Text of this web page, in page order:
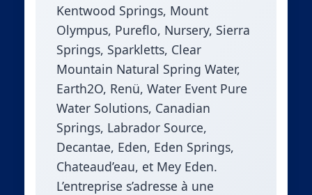
Kentwood Springs, Mount
Olympus, Pureflo, Nursery, Sierra
Springs, Sparkletts, Clear
Mountain Natural Spring Water,
Earth2O, Renü, Water Event Pure
Water Solutions, Canadian
Springs, Labrador Source,
Decantae, Eden, Eden Springs,
Chateaud’eau, et Mey Eden.
L’entreprise s’adresse à une